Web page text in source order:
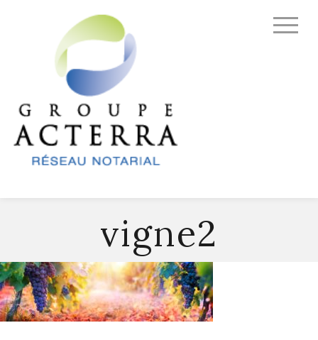
vigne2